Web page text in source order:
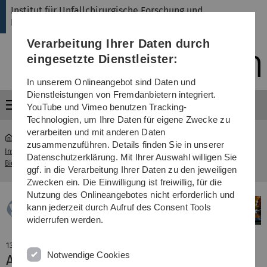
Direkt
Direkt
Direkt
(Sprache,
Drucken,
Media)
Direkt
Direkt
Institut für Unfallchirurgische Forschung und
Biomechanik
Menü
Institut für Unfallchirurgische Forschung und
Biomechanik
... Aktuelles
13. Juli 2022
Applied Sciences 2022 Travel Award
Verarbeitung Ihrer Daten durch
eingesetzte Dienstleister:
In unserem Onlineangebot sind Daten und
Dienstleistungen von Fremdanbietern integriert.
YouTube und Vimeo benutzen Tracking-
Technologien, um Ihre Daten für eigene Zwecke zu
verarbeiten und mit anderen Daten
zusammenzuführen. Details finden Sie in unserer
Datenschutzerklärung. Mit Ihrer Auswahl willigen Sie
ggf. in die Verarbeitung Ihrer Daten zu den jeweiligen
Zwecken ein. Die Einwilligung ist freiwillig, für die
Nutzung des Onlineangebotes nicht erforderlich und
kann jederzeit durch Aufruf des Consent Tools
widerrufen werden.
Notwendige Cookies